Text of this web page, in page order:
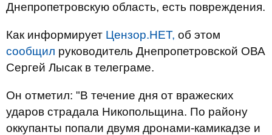
Днепропетровскую область, есть повреждения.
Как информирует Цензор.НЕТ, об этом
сообщил руководитель Днепропетровской ОВА
Сергей Лысак в телеграме.
Он отметил: "В течение дня от вражеских
ударов страдала Никопольщина. По району
оккупанты попали двумя дронами-камикадзе и